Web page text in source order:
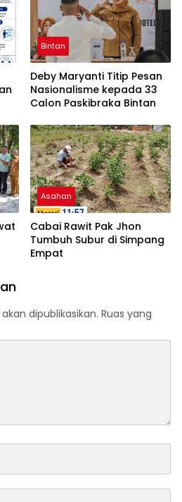
Bintan
Deby Maryanti Titip Pesan
Nasionalisme kepada 33
Calon Paskibraka Bintan
Asahan
Cabai Rawit Pak Jhon
Tumbuh Subur di Simpang
Empat
dipublikasikan. Ruas yang